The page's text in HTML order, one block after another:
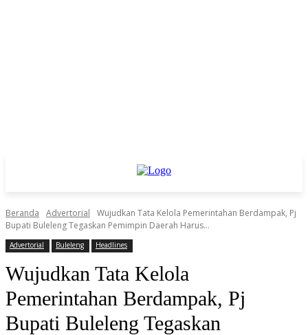
Beranda Advertorial
Wujudkan Tata Kelola Pemerintahan Berdampak, Pj
Bupati Buleleng Tegaskan Pemimpin Daerah Harus...
Advertorial Buleleng Headlines
Wujudkan Tata Kelola
Pemerintahan Berdampak, Pj
Bupati Buleleng Tegaskan